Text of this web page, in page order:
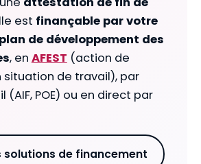
est finançable par votre
plan de développement des
, en AFEST (action de
de travail), par
(AIF, POE) ou en direct par
solutions de financement